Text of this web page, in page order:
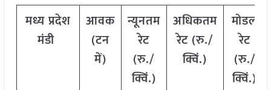
मध्यप्रदेश
मंडी
आवक
(टन
में)
न्यूनतम
रेट
(रु./
क्विं.)
अधिकतम
रेट (रु./
क्विं.)
मोडल
रेट
(रु./
क्विं.)